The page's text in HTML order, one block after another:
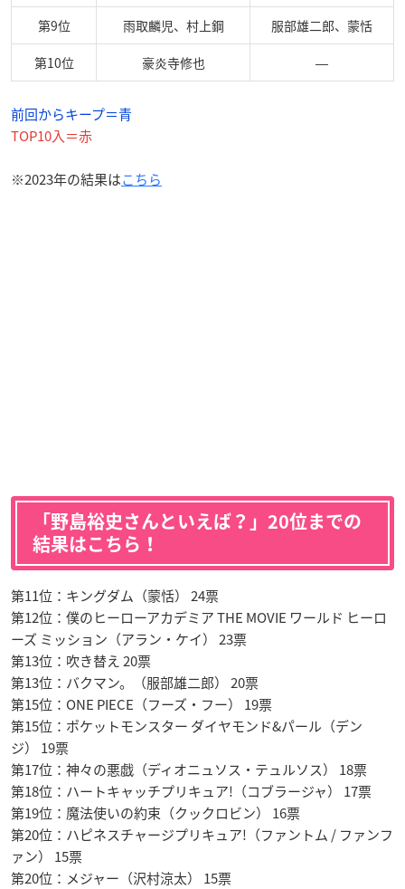
第9位 雨取麟児、村上鋼 服部雄二郎、蒙恬
第10位 豪炎寺修也 ―
前回からキープ＝青
TOP10入＝赤
※2023年の結果はこちら
「野島裕史さんといえば？」20位までの
結果はこちら！
第11位：キングダム（蒙恬） 24票
第12位：僕のヒーローアカデミア THE MOVIE ワールド ヒーロ
ーズ ミッション（アラン・ケイ） 23票
第13位：吹き替え 20票
第13位：バクマン。（服部雄二郎） 20票
第15位：ONE PIECE（フーズ・フー） 19票
第15位：ポケットモンスター ダイヤモンド&パール（デン
ジ） 19票
第17位：神々の悪戯（ディオニュソス・テュルソス） 18票
第18位：ハートキャッチプリキュア!（コブラージャ） 17票
第19位：魔法使いの約束（クックロビン） 16票
第20位：ハピネスチャージプリキュア!（ファントム / ファンフ
ァン） 15票
第20位：メジャー（沢村涼太） 15票